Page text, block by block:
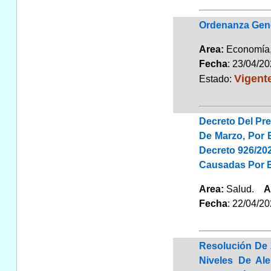
Ordenanza
Area:
Fecha: 23/04/
Estado:
Decreto Del
De Marzo, Por
Decreto 926/
Causadas Por
Area: Salud.
Fecha: 22/04/
Resolución De
Niveles De